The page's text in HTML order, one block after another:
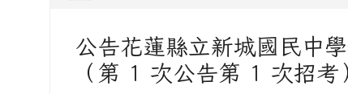
公告花蓮縣立新城國民中
（第 1 次公告第 1 次招考